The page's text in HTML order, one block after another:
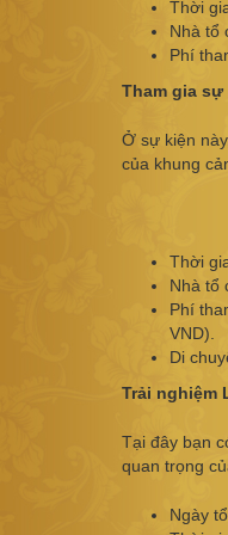
Thời
Nhà tổ
Phí
Tham gia sự
Ở sự kiện
của khung
Thời
Nhà tổ
Phí
VND).
Di
Trải nghiệm
Tại đây bạn
quan trọng
Ngày